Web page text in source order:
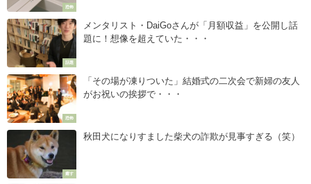
恐怖
話題
メンタリスト・DaiGoさんが「月額収益」を公開し話
題に！想像を超えていた・・・
恐怖
「その場が凍りついた」結婚式の二次会で新婦の友人
がお祝いの挨拶で・・・
癒す
秋田犬になりすました柴犬の詐欺が見事すぎる（笑）